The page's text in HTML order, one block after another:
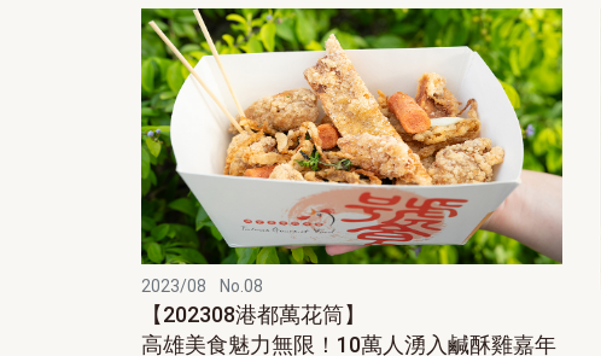
2023/08 No.08
【202308港都萬花筒】
高雄美食魅力無限！10萬人湧入鹹酥雞嘉年